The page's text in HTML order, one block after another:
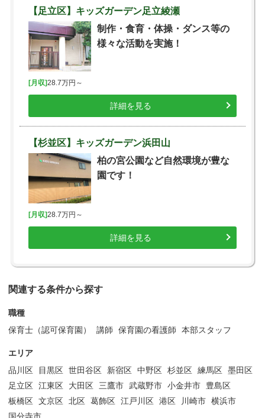
【足立区】キッズガーデン足立綾瀬
制作・食育・体操・ダンス等の
様々な活動を実施！
[月収]28.7万円～
詳細を見る
【杉並区】キッズガーデン浜田山
柏の宮公園など自然環境が豊な
園です！
[月収]28.7万円～
詳細を見る
関連する条件から探す
職種
保育士（認可保育園）
講師 保育園の看護師 本部スタッフ
エリア
品川区
目黒区 世田谷区 新宿区 中野区 杉並区 練馬区 墨田区
足立区 江東区 大田区 三鷹市 武蔵野市 小金井市
豊島区
板橋区 文京区 北区 葛飾区 江戸川区 港区 川崎市 横浜市